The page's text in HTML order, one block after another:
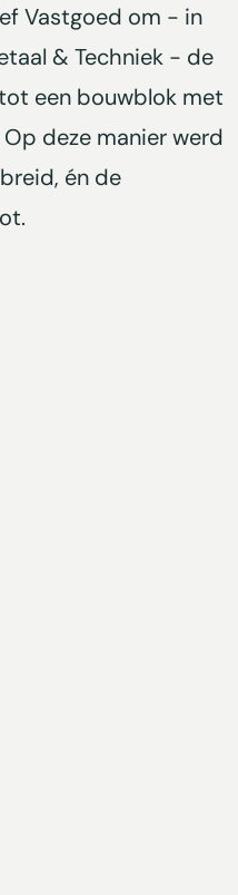
Vastgoed om - in
& Techniek - de
een bouwblok met
deze manier werd
én de